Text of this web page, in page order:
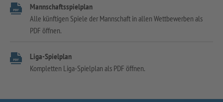
Mannschaftsspielplan
Alle künftigen Spiele der Mannschaft in allen Wettbewerben als
PDF öffnen.
Liga-Spielplan
Kompletten Liga-Spielplan als PDF öffnen.